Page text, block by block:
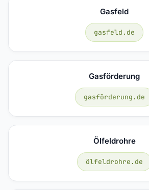
Gasfeld
gasfeld.de
Gasförderung
gasförderung.de
Ölfeldrohre
ölfeldrohre.de